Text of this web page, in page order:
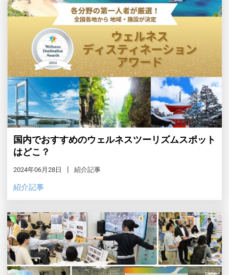
国内でおすすめのウェルネスツーリズムスポット
はどこ？
2024年06月28日 紹介記事
紹介記事